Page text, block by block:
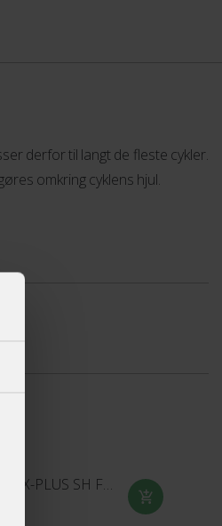
derfor til langt de fleste cykler.
omkring cyklens hjul.
ABUS 6000K Bordo X-PLUS SH Foldelås - 90 cm